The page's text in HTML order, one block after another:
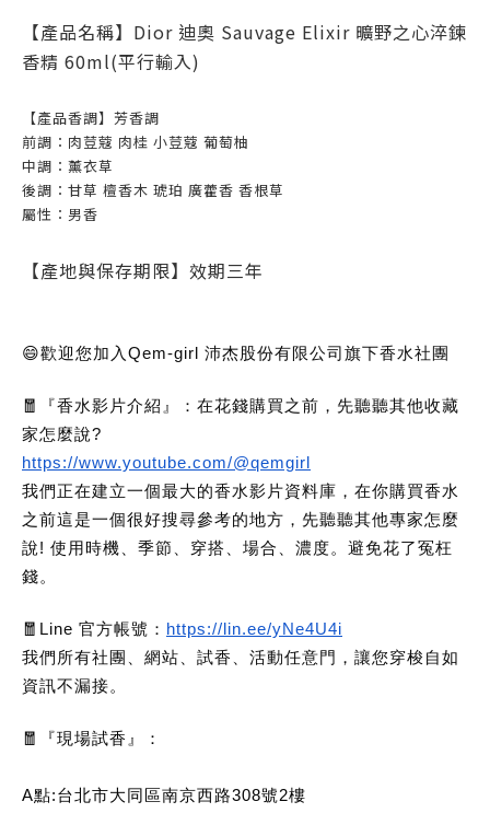
【產品名稱】Dior 迪奧 Sauvage Elixir 曠野之心淬鍊
香精 60ml(平行輸入)
【產品香調】芳香調
前調：肉荳蔻 肉桂 小荳蔻 葡萄柚
中調：薰衣草
後調：甘草 檀香木 琥珀 廣藿香 香根草
屬性：男香
【產地與保存期限】效期三年
😄歡迎您加入Qem-girl 沛杰股份有限公司旗下香水社團
🧧『香水影片介紹』：在花錢購買之前，先聽聽其他收藏
家怎麼說?
https://www.youtube.com/@qemgirl
我們正在建立一個最大的香水影片資料庫，在你購買香水
之前這是一個很好搜尋參考的地方，先聽聽其他專家怎麼
說! 使用時機、季節、穿搭、場合、濃度。避免花了冤枉
錢。
🧧Line 官方帳號： https://lin.ee/yNe4U4i
我們所有社團、網站、試香、活動任意門，讓您穿梭自如
資訊不漏接。
🧧 『現場試香』：
A點:台北市大同區南京西路308號2樓